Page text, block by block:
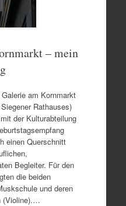
– mein
am Kornmarkt
Rathauses)
der Kulturabteilung
einen Querschnitt
Begleiter. Für den
die beiden
und deren
(Violine).…